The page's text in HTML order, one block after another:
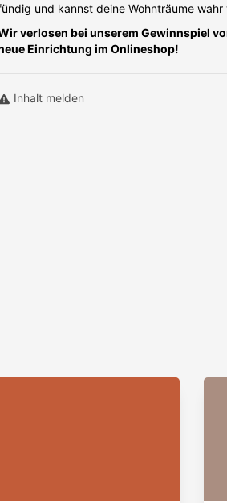
und kannst deine Wohnträume wahr
verlosen bei unserem Gewinnspiel
Einrichtung im Onlineshop!
Inhalt melden